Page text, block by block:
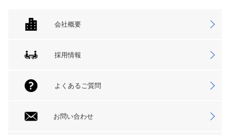
会社概要
採用情報
よくあるご質問
お問い合わせ